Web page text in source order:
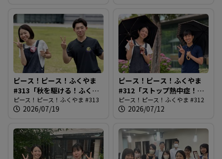
ピース！ピース！ふくやま
#313「秋を駆ける！ふくや
まマラソン」
ピース！ピース！ふくやま #313
2026/07/19
ピース！ピース！ふくやま
#312「ストップ熱中症！
2026最前線」
ピース！ピース！ふくやま #312
2026/07/12